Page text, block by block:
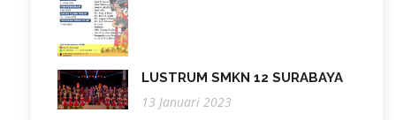
LUSTRUM SMKN 12 SURABAYA
13 Januari 2023